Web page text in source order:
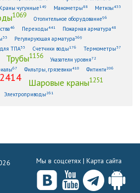
Краны чугунные149 Манометры88 Метизы433
1069 Отопительное оборудование96
46 Переходы441 Пожарная арматура48
33 Регулирующая арматура369
ТПА53 Счетчики воды176 Термометры 57
Трубы1156 Указатели уровня72
67 Фильтры, грязевики410 Фитинги 206
2414 Шаровые краны1251
Электроприводы 261
Мы в соцсетях | Карта сайта